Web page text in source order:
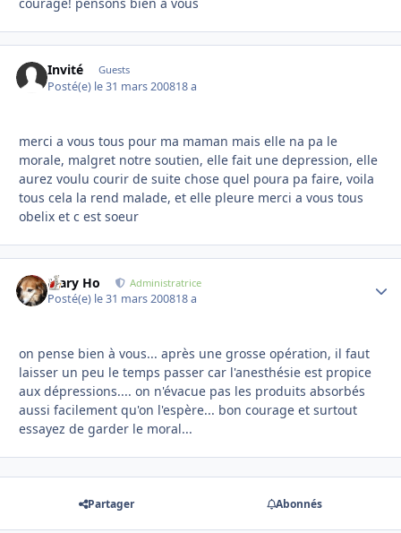
Invité Guests
Posté(e) le 31 mars 200818 a
merci a vous tous pour ma maman mais elle na pa le
morale, malgret notre soutien, elle fait une depression, elle
aurez voulu courir de suite chose quel poura pa faire, voila
tous cela la rend malade, et elle pleure merci a vous tous
obelix et c est soeur
Mary Ho Administratrice
Posté(e) le 31 mars 200818 a
on pense bien à vous... après une grosse opération, il faut
laisser un peu le temps passer car l'anesthésie est propice
aux dépressions.... on n'évacue pas les produits absorbés
aussi facilement qu'on l'espère... bon courage et surtout
essayez de garder le moral...
Partager Abonnés